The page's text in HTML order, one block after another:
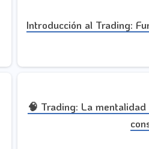
Introducción al Trading:
🧠 Trading: La